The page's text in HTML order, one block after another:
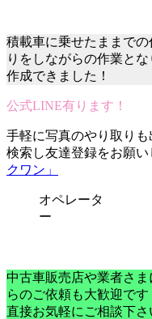
積載車に乗せたままで
りをしながらの作業と
作成できました！
公式LINE有ります！
手軽に写真のやり取り
検索し友達登録をお願い
クワン」
オペレータ
ー
中古車販売店や業者さ
らのご依頼も大歓迎で
直接お気軽にご相談下